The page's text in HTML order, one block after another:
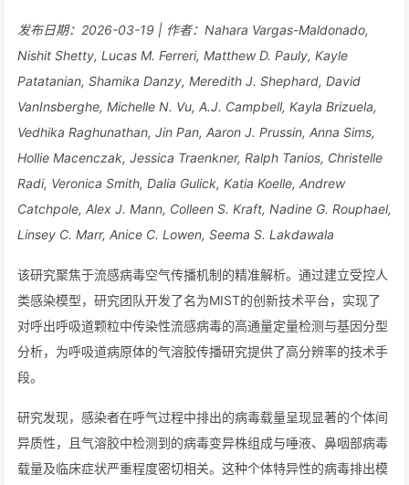
发布日期：2026-03-19 | 作者：Nahara Vargas-Maldonado,
Nishit Shetty, Lucas M. Ferreri, Matthew D. Pauly, Kayle
Patatanian, Shamika Danzy, Meredith J. Shephard, David
VanInsberghe, Michelle N. Vu, A.J. Campbell, Kayla Brizuela,
Vedhika Raghunathan, Jin Pan, Aaron J. Prussin, Anna Sims,
Hollie Macenczak, Jessica Traenkner, Ralph Tanios, Christelle
Radi, Veronica Smith, Dalia Gulick, Katia Koelle, Andrew
Catchpole, Alex J. Mann, Colleen S. Kraft, Nadine G. Rouphael,
Linsey C. Marr, Anice C. Lowen, Seema S. Lakdawala
该研究聚焦于流感病毒空气传播机制的精准解析。通过建立受控人
类感染模型，研究团队开发了名为MIST的创新技术平台，实现了
对呼出呼吸道颗粒中传染性流感病毒的高通量定量检测与基因分型
分析，为呼吸道病原体的气溶胶传播研究提供了高分辨率的技术手
段。
研究发现，感染者在呼气过程中排出的病毒载量呈现显著的个体间
异质性，且气溶胶中检测到的病毒变异株组成与唾液、鼻咽部病毒
载量及临床症状严重程度密切相关。这种个体特异性的病毒排出模